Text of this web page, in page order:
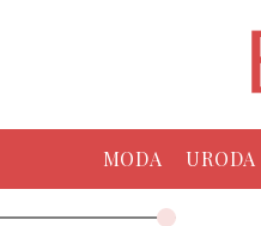
MODA URODA